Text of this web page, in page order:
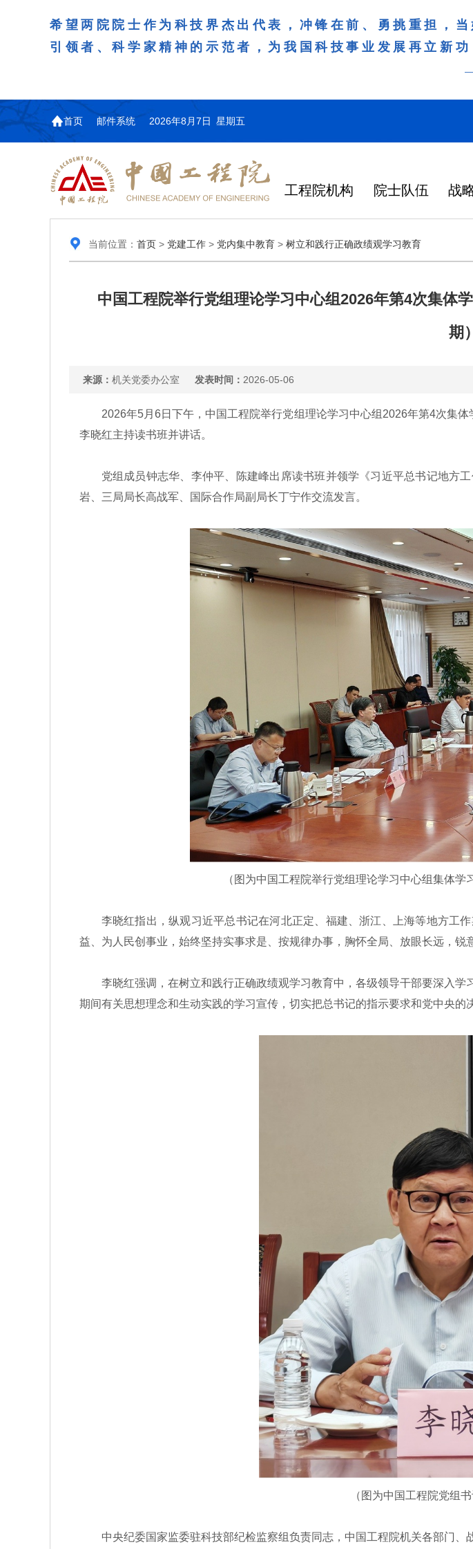
希望两院院士作为科技界杰出代表，冲锋在前、勇挑重担，
引领者、科学家精神的示范者，为我国科技事业发展再立新功
首页 邮件系统 2026年8月7日 星期五
工程院机构 院士队伍 战
当前位置： 首页> 党建工作> 党内集中教育> 树立和践行正确政绩观学习教育
中国工程院举行党组理论学习中心组2026年第4次集体
期）
来源： 机关党委办公室 发表时间： 2026-05-06
2026年5月6日下午，中国工程院举行党组理论学习中心组2026年第4次集体
李晓红主持读书班并讲话。
党组成员钟志华、李仲平、陈建峰出席读书班并领学《习近平总书记地方
岩、三局局长高战军、国际合作局副局长丁宁作交流发言。
（图为中国工程院举行党组理论学习中心组集体
李晓红指出，纵观习近平总书记在河北正定、福建、浙江、上海等地方工作
益、为人民创事业，始终坚持实事求是、按规律办事，胸怀全局、放眼长远，
李晓红强调，在树立和践行正确政绩观学习教育中，各级领导干部要深入学
期间有关思想理念和生动实践的学习宣传，切实把总书记的指示要求和党中央的
（图为中国工程院党组
中央纪委国家监委驻科技部纪检监察组负责同志，中国工程院机关各部门、